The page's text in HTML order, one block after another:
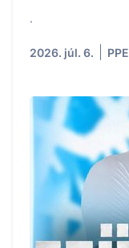
.
2026. júl. 6. PPE